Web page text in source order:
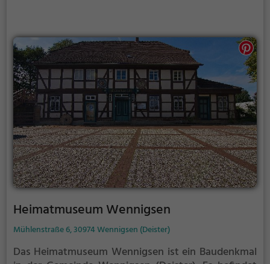
Heimatmuseum Wennigsen
Mühlenstraße 6, 30974 Wennigsen (Deister)
Das Heimatmuseum Wennigsen ist ein Baudenkmal